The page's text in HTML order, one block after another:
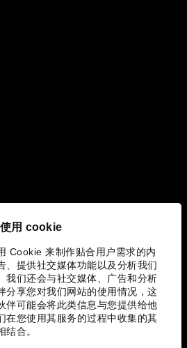
用 cookie
Cookie 来制作贴合用户需求的内
、提供社交媒体功能以及分析我们
我们还会与社交媒体、广告和分析
分享您对我们网站的使用情况，这
伴可能会将此类信息与您提供给他
在您使用其服务的过程中收集的其
结合。